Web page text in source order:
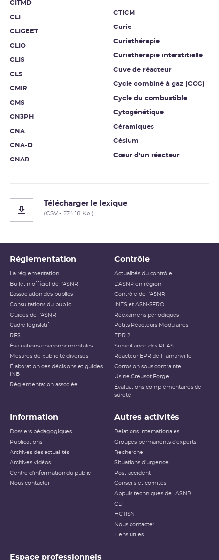
CITMD
CLI
CLIGEET
CLIO
CLIS
CLS
CMIR
CMS
CN3PH
CNA
CNA-D
CNAR
CTICM
Curie
Curiethérapie
Curiethérapie interstitielle
Cuve de réacteur
Cycle combiné à gaz (CCG)
Cycle du combustible
Cytogénétique
Céramiques
Césium
Cœur d'un réacteur
Télécharger le lexique
(CSV - 274.18 Ko )
Réglementation
La réglementation
Bulletin officiel de l'ASNR
L’association des publics
Consultations du public
Guides de l'ASNR
Cadre législatif
RFS
Évaluations environnementales
Mesures de publicité diverses
Élaboration des décisions et guides
INB
Réglementation associée
Contrôle
Actualités du contrôle
L'ASNR en région
Contrôle de l'ASNR
INES et ASN-SFRO
Réexamens périodiques
Petits Réacteurs Modulaires
EPR 2
Surveillance des PFAS
Réacteur EPR de Flamanville
Corrosion sous contrainte
Usine Creusot Forge
Évaluations complémentaires de
sûreté
Information
Dossiers pédagogiques
Publications
Archives des actualités
Archives vidéos
Centre d'information du public
Nous contacter
Autres activités
Relations internationales
Groupes permanents d'experts
Recherche
Situations d'urgence
Post-accident
Conseils et comités
Appuis techniques de l'ASNR
CLI
HCTISN
Nous contacter
Liens utiles
Espace professionnels